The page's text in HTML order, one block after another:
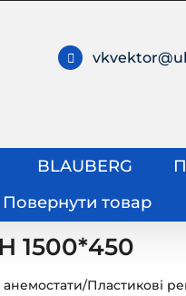
BLAUBERG
Повернути товар
1500*450
анемостати/Пластикові